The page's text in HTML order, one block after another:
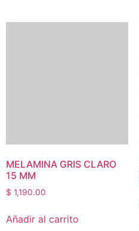
MELAMINA GRIS CLARO
15 MM
$ 1,190.00
Añadir al carrito